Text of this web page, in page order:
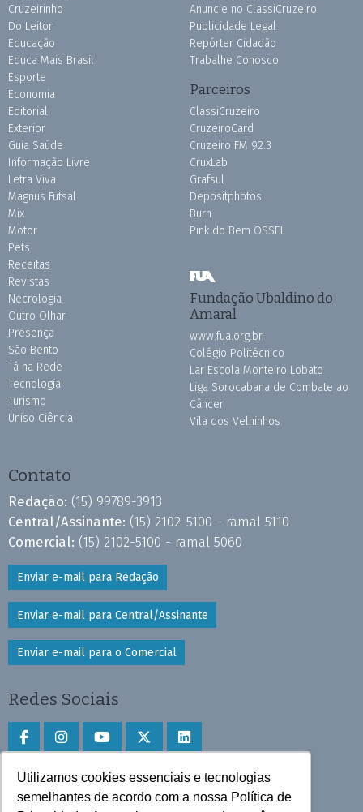
Utilizamos cookies essenciais e tecnologias
semelhantes de acordo com a nossa Política de
Cruzeirinho
Do Leitor
Educação
Educa Mais Brasil
Esporte
Economia
Editorial
Exterior
Guia Saúde
Informação Livre
Letra Viva
Magnus Futsal
Mix
Motor
Pets
Receitas
Revistas
Necrologia
Outro Olhar
Presença
São Bento
Tá na Rede
Tecnologia
Turismo
Uniso Ciência
Anuncie no ClassiCruzeiro
Publicidade Legal
Repórter Cidadão
Trabalhe Conosco
Parceiros
ClassiCruzeiro
CruzeiroCard
Cruzeiro FM 92.3
CruxLab
Grafsul
Depositphotos
Burh
Pink do Bem OSSEL
Fundação Ubaldino do
Amaral
www.fua.org.br
Colégio Politécnico
Lar Escola Monteiro Lobato
Liga Sorocabana de Combate ao
Câncer
Vila dos Velhinhos
Contato
Redação: (15) 99789-3913
Central/Assinante: (15) 2102-5100 - ramal 5110
Comercial: (15) 2102-5100 - ramal 5060
Enviar e-mail para Redação
Enviar e-mail para Central/Assinante
Enviar e-mail para o Comercial
Redes Sociais
Faça download do aplicativo